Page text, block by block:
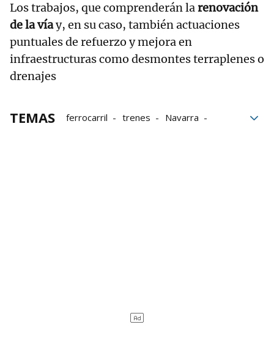
Los trabajos, que comprenderán larenovación
de la víay, en su caso, también actuaciones
puntuales de refuerzo y mejora en
infraestructuras como desmontes terraplenes o
drenajes
TEMAS ferrocarril trenes
Navarra